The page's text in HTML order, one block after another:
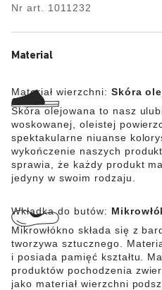
metalu, odporna na olej i
uderzenia o energii 200 J z
właściwościach
antyelektrostatyczną.
20345:2011 i spełnia
Nr art. 1011232
Material
Materiał wierzchni: Skóra
Skóra olejowana to nasz
woskowanej, oleistej
spektakularne niuanse
wykończenie naszych
sprawia, że każdy produkt
jedyny w swoim rodzaju.
Wkładka do butów:
Mikrowłókno składa się z
tworzywa sztucznego.
i posiada pamięć kształtu.
produktów pochodzenia
jako materiał wierzchni